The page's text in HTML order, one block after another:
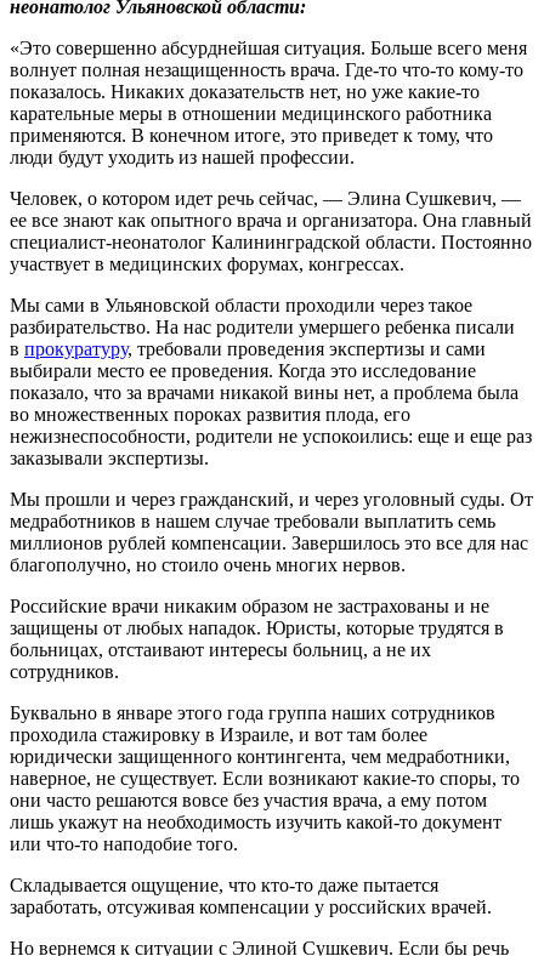
неонатолог Ульяновской области:
«Это совершенно абсурднейшая ситуация. Больше всего меня
волнует полная незащищенность врача. Где-то что-то кому-то
показалось. Никаких доказательств нет, но уже какие-то
карательные меры в отношении медицинского работника
применяются. В конечном итоге, это приведет к тому, что
люди будут уходить из нашей профессии.
Человек, о котором идет речь сейчас, — Элина Сушкевич, —
ее все знают как опытного врача и организатора. Она главный
специалист-неонатолог Калининградской области. Постоянно
участвует в медицинских форумах, конгрессах.
Мы сами в Ульяновской области проходили через такое
разбирательство. На нас родители умершего ребенка писали
в прокуратуру, требовали проведения экспертизы и сами
выбирали место ее проведения. Когда это исследование
показало, что за врачами никакой вины нет, а проблема была
во множественных пороках развития плода, его
нежизнеспособности, родители не успокоились: еще и еще раз
заказывали экспертизы.
Мы прошли и через гражданский, и через уголовный суды. От
медработников в нашем случае требовали выплатить семь
миллионов рублей компенсации. Завершилось это все для нас
благополучно, но стоило очень многих нервов.
Российские врачи никаким образом не застрахованы и не
защищены от любых нападок. Юристы, которые трудятся в
больницах, отстаивают интересы больниц, а не их
сотрудников.
Буквально в январе этого года группа наших сотрудников
проходила стажировку в Израиле, и вот там более
юридически защищенного контингента, чем медработники,
наверное, не существует. Если возникают какие-то споры, то
они часто решаются вовсе без участия врача, а ему потом
лишь укажут на необходимость изучить какой-то документ
или что-то наподобие того.
Складывается ощущение, что кто-то даже пытается
заработать, отсуживая компенсации у российских врачей.
Но вернемся к ситуации с Элиной Сушкевич. Если бы речь